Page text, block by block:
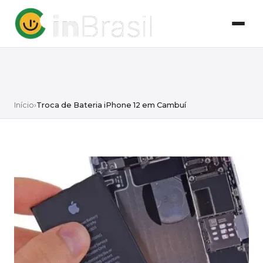
Início›Troca de Bateria iPhone 12 em Cambuí